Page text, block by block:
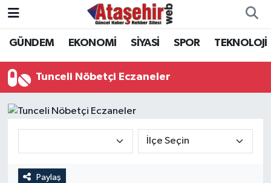
GÜNDEM EKONOMİ SİYASİ SPOR TEKNOLOJİ
Tunceli Nöbetçi Eczaneler
Paylaş
Hava Durumu
Trafik Durumu
Süper Lig Puan Durumu ve Fikstür
Son Dakika Haberleri